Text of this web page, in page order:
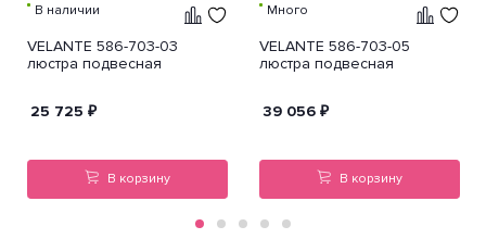
В наличии
VELANTE 586-703-03
люстра подвесная
25 725 ₽
В корзину
Много
VELANTE 586-703-05
люстра подвесная
39 056 ₽
В корзину